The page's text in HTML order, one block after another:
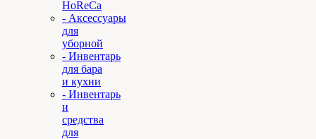
HoReCa
- Аксессуары
для
уборной
- Инвентарь
для бара
и кухни
- Инвентарь
и
средства
для